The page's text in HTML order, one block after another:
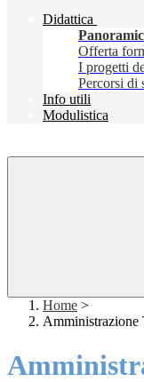
Didattica
Offerta
I progetti
Percorsi di
Info utili
Modulistica
Home >
Amministrazione